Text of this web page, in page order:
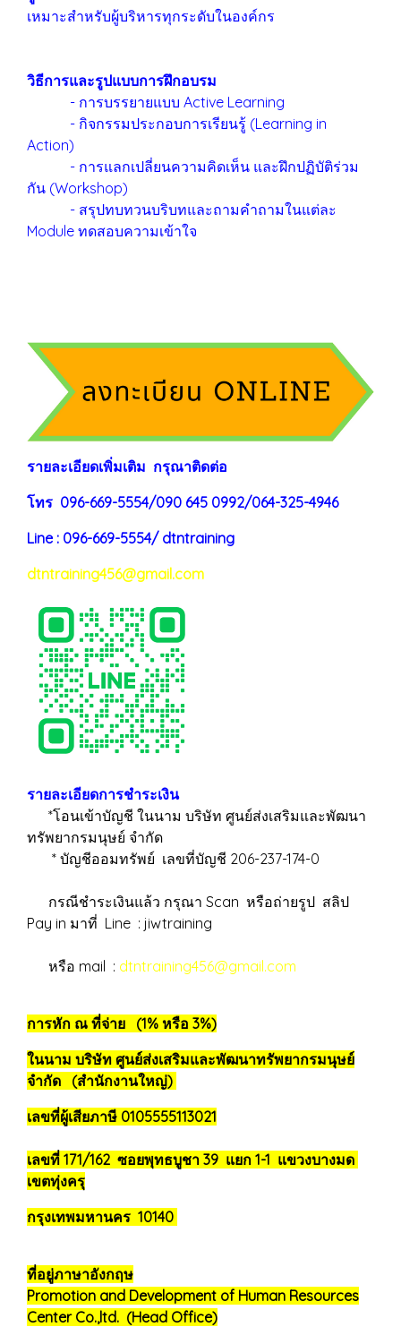
เหมาะสำหรับผู้บริหารทุกระดับในองค์กร
วิธีการและรูปแบบการฝึกอบรม
- การบรรยายแบบ Active Learning
- กิจกรรมประกอบการเรียนรู้ (Learning in
Action)
- การแลกเปลี่ยนความคิดเห็น และฝึกปฏิบัติร่วม
กัน (Workshop)
- สรุปทบทวนบริบทและถามคำถามในแต่ละ
Module ทดสอบความเข้าใจ
รายละเอียดเพิ่มเติม กรุณาติดต่อ
โทร 096-669-5554/090 645 0992/064-325-4946
Line : 096-669-5554/ dtntraining
dtntraining456@gmail.com
รายละเอียดการชำระเงิน
*โอนเข้าบัญชี ในนาม บริษัท ศูนย์ส่งเสริมและพัฒนา
ทรัพยากรมนุษย์ จำกัด
* บัญชีออมทรัพย์ เลขที่บัญชี 206-237-174-0
กรณีชำระเงินแล้ว กรุณา Scan หรือถ่ายรูป สลิป
Pay in มาที่ Line : jiwtraining
หรือ mail : dtntraining456@gmail.com
การหัก ณ ที่จ่าย (1% หรือ 3%)
ในนาม บริษัท ศูนย์ส่งเสริมและพัฒนาทรัพยากรมนุษย์
จำกัด (สำนักงานใหญ่)
เลขที่ผู้เสียภาษี 0105555113021
เลขที่ 171/162 ซอยพุทธบูชา 39 แยก 1-1 แขวงบางมด
เขตทุ่งครุ
กรุงเทพมหานคร 10140
ที่อยู่ภาษาอังกฤษ
Promotion and Development of Human Resources
Center Co.,ltd. (Head Office)